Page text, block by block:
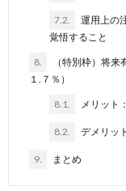
7.2.
運用上の
覚悟すること
8.
（特別枠）将来
１.７％）
8.1. メリット
8.2. デメリッ
9. まとめ